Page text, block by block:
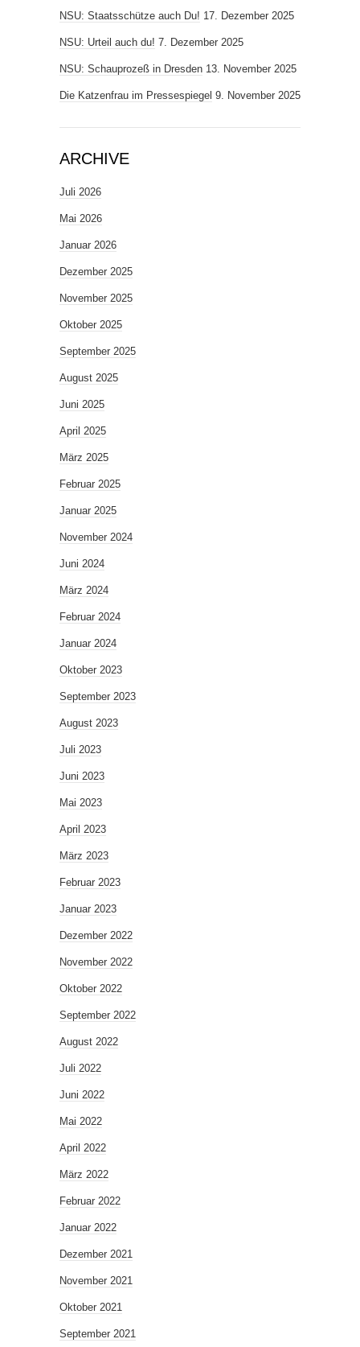
NSU: Staatsschütze auch Du! 17. Dezember 2025
NSU: Urteil auch du! 7. Dezember 2025
NSU: Schauprozeß in Dresden 13. November 2025
Die Katzenfrau im Pressespiegel 9. November 2025
ARCHIVE
Juli 2026
Mai 2026
Januar 2026
Dezember 2025
November 2025
Oktober 2025
September 2025
August 2025
Juni 2025
April 2025
März 2025
Februar 2025
Januar 2025
November 2024
Juni 2024
März 2024
Februar 2024
Januar 2024
Oktober 2023
September 2023
August 2023
Juli 2023
Juni 2023
Mai 2023
April 2023
März 2023
Februar 2023
Januar 2023
Dezember 2022
November 2022
Oktober 2022
September 2022
August 2022
Juli 2022
Juni 2022
Mai 2022
April 2022
März 2022
Februar 2022
Januar 2022
Dezember 2021
November 2021
Oktober 2021
September 2021